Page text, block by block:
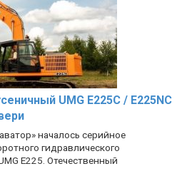
UMG E225C / E225NC
началось серийное
гидравлического
E225. Отечественный